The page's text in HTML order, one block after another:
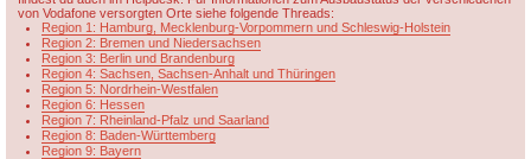
von Vodafone versorgten Orte siehe folgende Threads:
Region 1: Hamburg, Mecklenburg-Vorpommern und Schleswig-Holstein
Region 2: Bremen und Niedersachsen
Region 3: Berlin und Brandenburg
Region 4: Sachsen, Sachsen-Anhalt und Thüringen
Region 5: Nordrhein-Westfalen
Region 6: Hessen
Region 7: Rheinland-Pfalz und Saarland
Region 8: Baden-Württemberg
Region 9: Bayern